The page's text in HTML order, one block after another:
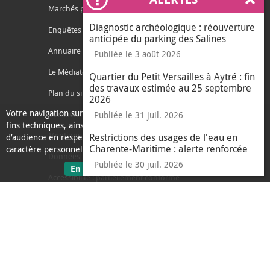
Votre navigation sur ce site nécessite l’usage de cookies pour des
fins techniques, ainsi que des cookies anonymisés de mesure
d’audience en respect de la législation relative aux données à
caractère personnel.
En savoir plussur les données personnelles
J'ai compris
le message
Diagnostic archéologique : réouverture
anticipée du parking des Salines
Publiée le 3 août 2026
Quartier du Petit Versailles à Aytré : fin
des travaux estimée au 25 septembre
2026
Publiée le 31 juil. 2026
Restrictions des usages de l'eau en
Charente-Maritime : alerte renforcée
Publiée le 30 juil. 2026
Marchés publics
Enquêtes publiques
Annuaire des services
Le Médiateur de l'Agglo
Plan du site
Contacter l'agglo
Mentions légales
Accessibilité : partiellement conforme